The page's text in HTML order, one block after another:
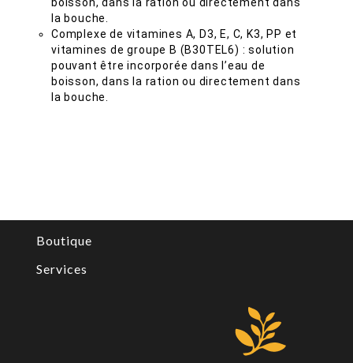
la bouche.
Complexe de vitamines A, D3, E, C, K3, PP et
vitamines de groupe B (B30TEL6) : solution
pouvant être incorporée dans l’eau de
boisson, dans la ration ou directement dans
la bouche.
Boutique
Services